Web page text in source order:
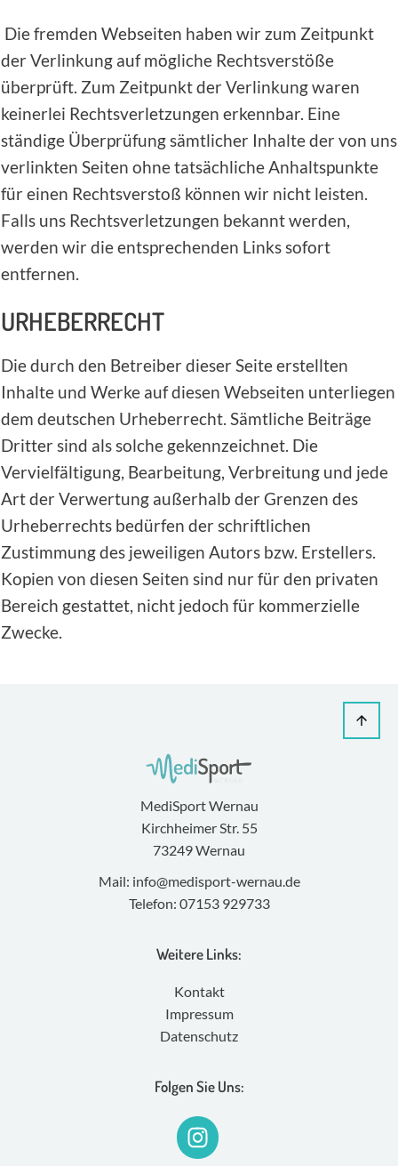
Die fremden Webseiten haben wir zum Zeitpunkt
der Verlinkung auf mögliche Rechtsverstöße
überprüft. Zum Zeitpunkt der Verlinkung waren
keinerlei Rechtsverletzungen erkennbar. Eine
ständige Überprüfung sämtlicher Inhalte der von uns
verlinkten Seiten ohne tatsächliche Anhaltspunkte
für einen Rechtsverstoß können wir nicht leisten.
Falls uns Rechtsverletzungen bekannt werden,
werden wir die entsprechenden Links sofort
entfernen.
URHEBERRECHT
Die durch den Betreiber dieser Seite erstellten
Inhalte und Werke auf diesen Webseiten unterliegen
dem deutschen Urheberrecht. Sämtliche Beiträge
Dritter sind als solche gekennzeichnet. Die
Vervielfältigung, Bearbeitung, Verbreitung und jede
Art der Verwertung außerhalb der Grenzen des
Urheberrechts bedürfen der schriftlichen
Zustimmung des jeweiligen Autors bzw. Erstellers.
Kopien von diesen Seiten sind nur für den privaten
Bereich gestattet, nicht jedoch für kommerzielle
Zwecke.
MediSport Wernau
Kirchheimer Str. 55
73249 Wernau
Mail: info@medisport-wernau.de
Telefon: 07153 929733
Weitere Links:
Kontakt
Impressum
Datenschutz
Folgen Sie Uns: